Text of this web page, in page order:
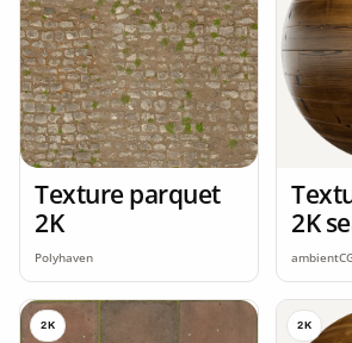
Texture parquet
2K
Polyhaven
2K
2K 2K